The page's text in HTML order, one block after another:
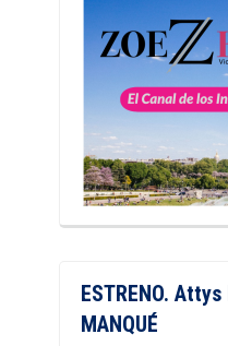
ESTRENO.
MANQUÉ